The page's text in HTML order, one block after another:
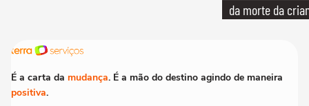
da morte da
É a carta da mudança. É a mão do destino agindo de maneira
positiva.